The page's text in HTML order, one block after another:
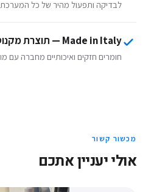
לבדיקה ותפעול מהיר של כל
Made in Italy — תוצרת מקנוטיקה מצה
חומרים חזקים ואיכותיים מחברה עם
מכשור קשור
אולי יעניין אתכם